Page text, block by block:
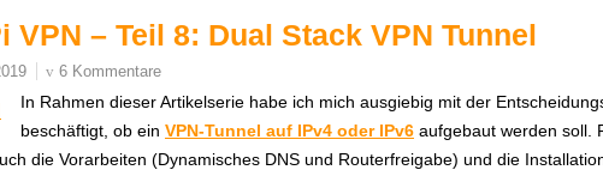
VPN – Teil 8: Dual Stack VPN Tunnel
6 Kommentare
In Rahmen dieser Artikelserie habe ich mich ausgiebig mit der
beschäftigt, ob ein VPN-Tunnel auf IPv4 oder IPv6 aufgebaut werden soll.
die Vorarbeiten (Dynamisches DNS und Routerfreigabe) und die